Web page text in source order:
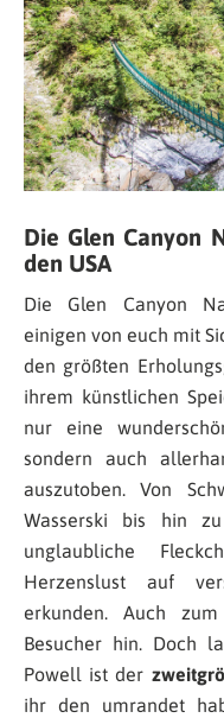
Die Glen Canyon
den USA
Die Glen Canyon
einigen von euch mit
den größten
ihrem künstlichen
nur eine
sondern auch
auszutoben. Von
Wasserski bis hin
unglaubliche
Herzenslust auf
erkunden. Auch
Besucher hin. Doch
Powell ist der
ihr den umrandet